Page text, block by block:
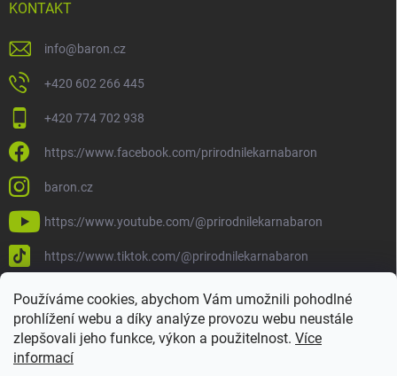
Používáme cookies, abychom Vám umožnili pohodlné
prohlížení webu a díky analýze provozu webu neustále
zlepšovali jeho funkce, výkon a použitelnost. Více
informací
KONTAKT
info@baron.cz
+420 602 266 445
+420 774 702 938
https://www.facebook.com/prirodnilekarnabaron
baron.cz
https://www.youtube.com/@prirodnilekarnabaron
https://www.tiktok.com/@prirodnilekarnabaron